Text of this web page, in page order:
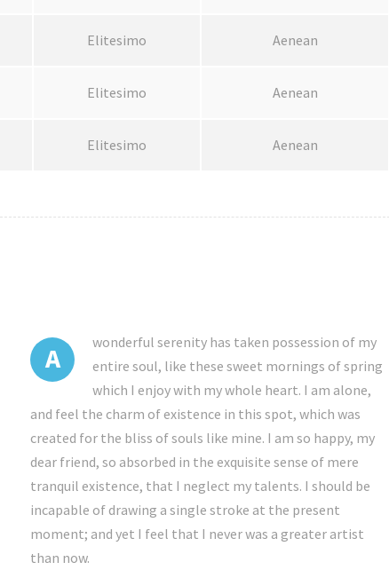
Elitesimo Aenean
Elitesimo Aenean
Elitesimo Aenean
A
wonderful serenity has taken possession of my
entire soul, like these sweet mornings of spring
which I enjoy with my whole heart. I am alone,
and feel the charm of existence in this spot, which was
created for the bliss of souls like mine. I am so happy, my
dear friend, so absorbed in the exquisite sense of mere
tranquil existence, that I neglect my talents. I should be
incapable of drawing a single stroke at the present
moment; and yet I feel that I never was a greater artist
than now.